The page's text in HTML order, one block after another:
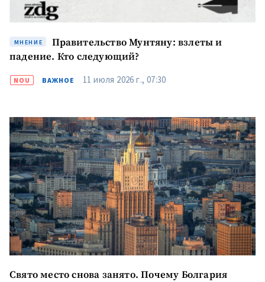
МНЕНИЕ
Правительство Мунтяну: взлеты и
падение. Кто следующий?
NOU ВАЖНОЕ 11 июля 2026 г., 07:30
Свято место снова занято. Почему Болгария